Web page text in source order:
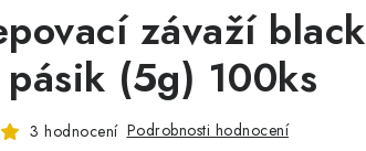
závaží black
(5g) 100ks
3 hodnocení Podrobnosti hodnocení